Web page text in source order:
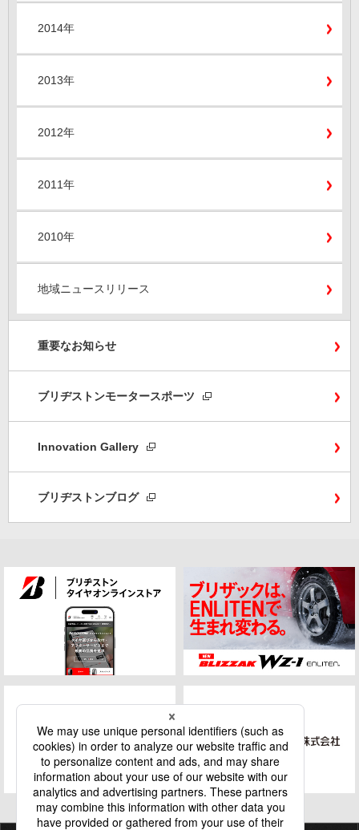
2014年
2013年
2012年
2011年
2010年
地域ニュースリリース
重要なお知らせ
ブリヂストンモータースポーツ
Innovation Gallery
ブリヂストンブログ